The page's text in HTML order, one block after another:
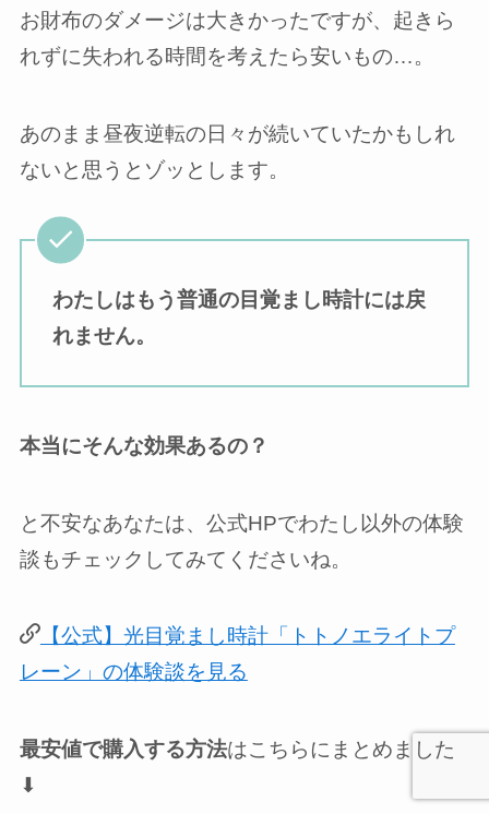
お財布のダメージは大きかったですが、起きら
れずに失われる時間を考えたら安いもの…。
あのまま昼夜逆転の日々が続いていたかもしれ
ないと思うとゾッとします。
わたしはもう普通の目覚まし時計には戻
れません。
本当にそんな効果あるの？
と不安なあなたは、公式HPでわたし以外の体験
談もチェックしてみてくださいね。
【公式】光目覚まし時計「トトノエライトプ
レーン」の体験談を見る
最安値で購入する方法はこちらにまとめました
⬇︎